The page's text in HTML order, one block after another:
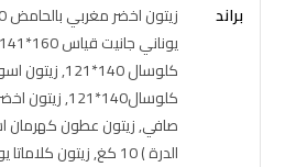
براند
كلوسال
الدرة ) 10 كغ, زيتون